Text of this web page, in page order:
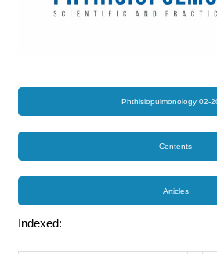
Phthisiopulmonology 02-
Contents
Articles
Indexed: